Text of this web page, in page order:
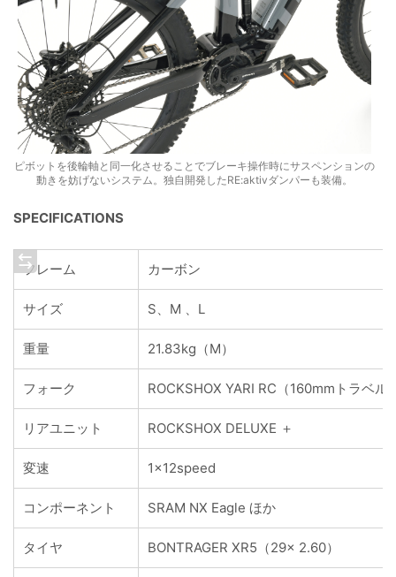
ピボットを後輪軸と同一化させることでブレーキ操作時にサスペンションの
動きを妨げないシステム。独自開発したRE:aktivダンパーも装備。
SPECIFICATIONS
フレーム カーボン
サイズ S、M 、L
重量 21.83kg（M）
フォーク ROCKSHOX YARI RC（160mmトラベル
リアユニット ROCKSHOX DELUXE ＋
変速 1×12speed
コンポーネント SRAM NX Eagle ほか
タイヤ BONTRAGER XR5（29× 2.60）